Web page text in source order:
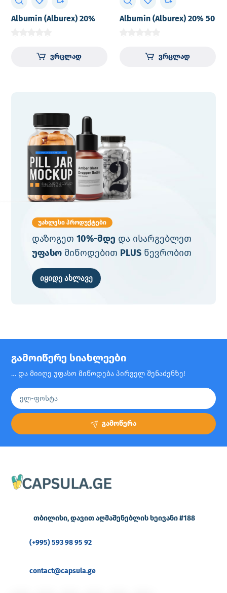
Albumin (Alburex) 20%
ვრცლად
Albumin (Alburex) 20% 50
ვრცლად
უახლესი პროდუქტები
დაზოგეთ 10%-მდე და ისარგებლეთ
უფასომიწოდებით PLUSწევრობით
იყიდე ახლავე
გამოიწერე სიახლეები
… და მიიღე უფასო მიწოდება პირველ შენაძენზე!
გამოწერა
თბილისი, დავით აღმაშენებლის ხეივანი #188
(+995) 593 98 95 92
contact@capsula.ge